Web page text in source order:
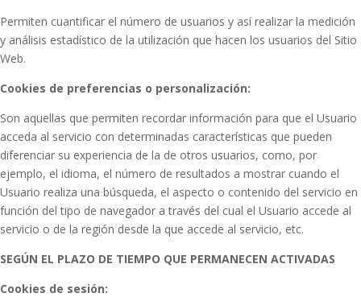
Permiten cuantificar el número de usuarios y así realizar la medición
y análisis estadístico de la utilización que hacen los usuarios del Sitio
Web.
Cookies de preferencias o personalización:
Son aquellas que permiten recordar información para que el Usuario
acceda al servicio con determinadas características que pueden
diferenciar su experiencia de la de otros usuarios, como, por
ejemplo, el idioma, el número de resultados a mostrar cuando el
Usuario realiza una búsqueda, el aspecto o contenido del servicio en
función del tipo de navegador a través del cual el Usuario accede al
servicio o de la región desde la que accede al servicio, etc.
SEGÚN EL PLAZO DE TIEMPO QUE PERMANECEN ACTIVADAS
Cookies de sesión: